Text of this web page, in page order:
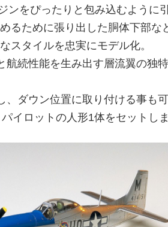
ンをぴったりと包み込むように
るために張り出した胴体下部な
スタイルを忠実にモデル化。
航続性能を生み出す層流翼の独
ダウン位置に取り付ける事も可
イロットの人形1体をセットしま